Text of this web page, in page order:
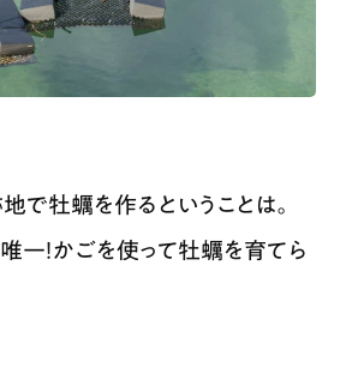
で牡蠣を作るということは。
一！かごを使って牡蠣を育てら